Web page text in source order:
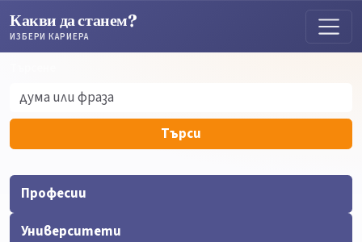
Какви да станем?
ИЗБЕРИ КАРИЕРА
Търси
Професии
Университети